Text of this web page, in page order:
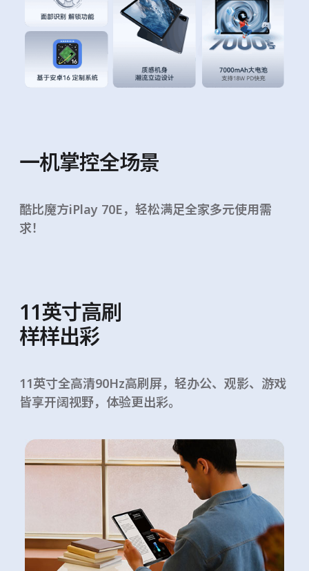
一机掌控全场景
酷比魔方iPlay 70E，轻松满足全家多元使用需
求！
11英寸高刷
样样出彩
11英寸全高清90Hz高刷屏，轻办公、观影、游戏
皆享开阔视野，体验更出彩。